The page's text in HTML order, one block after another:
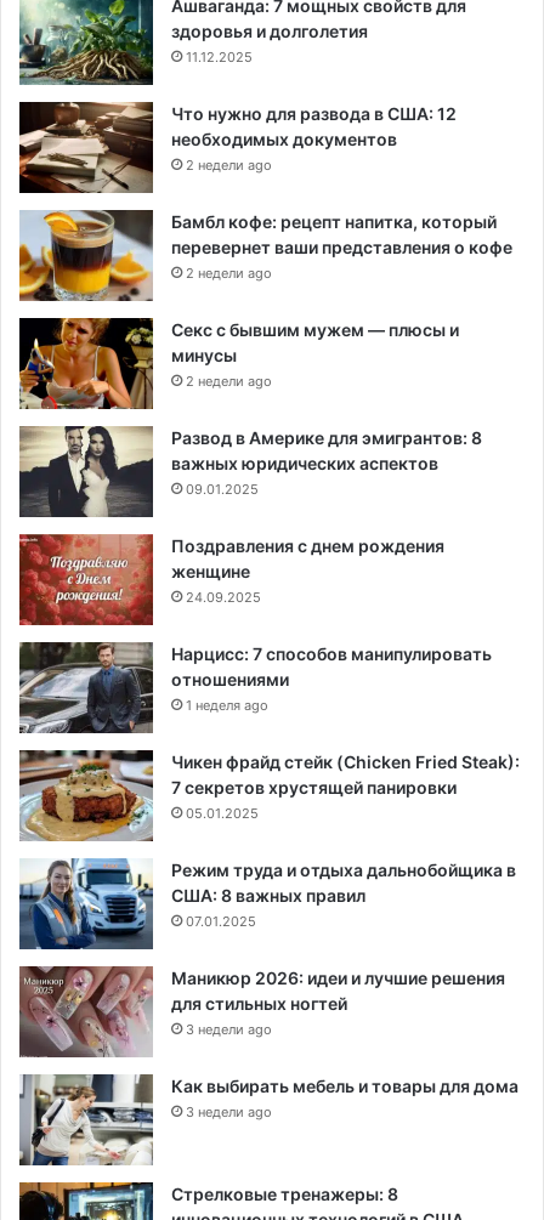
Ашваганда: 7 мощных свойств для
здоровья и долголетия
11.12.2025
Что нужно для развода в США: 12
необходимых документов
2 недели ago
Бамбл кофе: рецепт напитка, который
перевернет ваши представления о кофе
2 недели ago
Секс с бывшим мужем — плюсы и
минусы
2 недели ago
Развод в Америке для эмигрантов: 8
важных юридических аспектов
09.01.2025
Поздравления с днем рождения
женщине
24.09.2025
Нарцисс: 7 способов манипулировать
отношениями
1 неделя ago
Чикен фрайд стейк (Chicken Fried Steak):
7 секретов хрустящей панировки
05.01.2025
Режим труда и отдыха дальнобойщика в
США: 8 важных правил
07.01.2025
Маникюр 2026: идеи и лучшие решения
для стильных ногтей
3 недели ago
Как выбирать мебель и товары для дома
3 недели ago
Стрелковые тренажеры: 8